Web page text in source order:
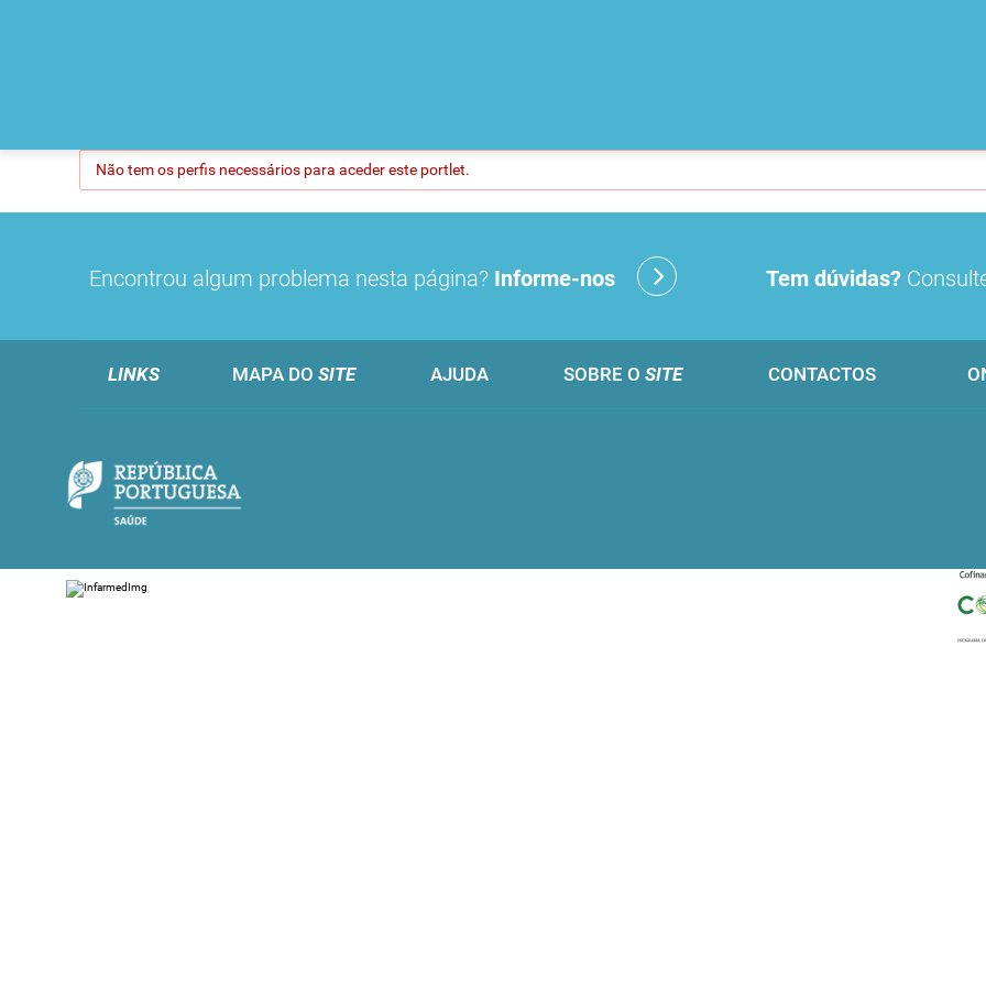
Não tem os perfis necessários para aceder este portlet.
Encontrou algum problema nesta página? Informe-nos Tem dúvidas?
LINKS MAPA DO SITE AJUDA SOBRE O SITE CONTACTOS